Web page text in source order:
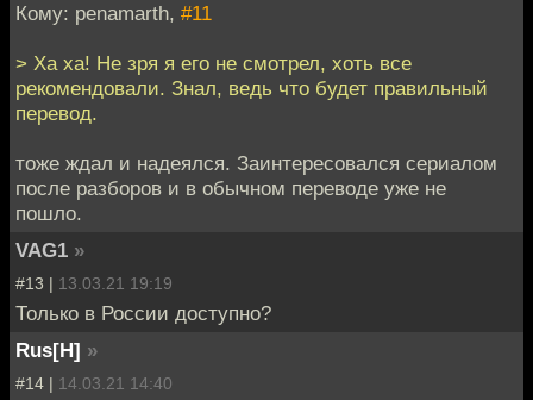
Кому: penamarth, #11
> Ха ха! Не зря я его не смотрел, хоть все
рекомендовали. Знал, ведь что будет правильный
перевод.
тоже ждал и надеялся. Заинтересовался сериалом
после разборов и в обычном переводе уже не
пошло.
VAG1 »
#13 | 13.03.21 19:19
Только в России доступно?
Rus[H] »
#14 | 14.03.21 14:40